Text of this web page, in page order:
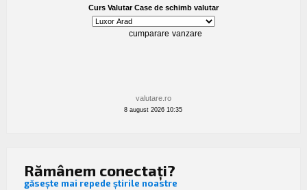
valutare.ro
8 august 2026 10:35
Rămânem conectați?
găsește mai repede știrile noastre